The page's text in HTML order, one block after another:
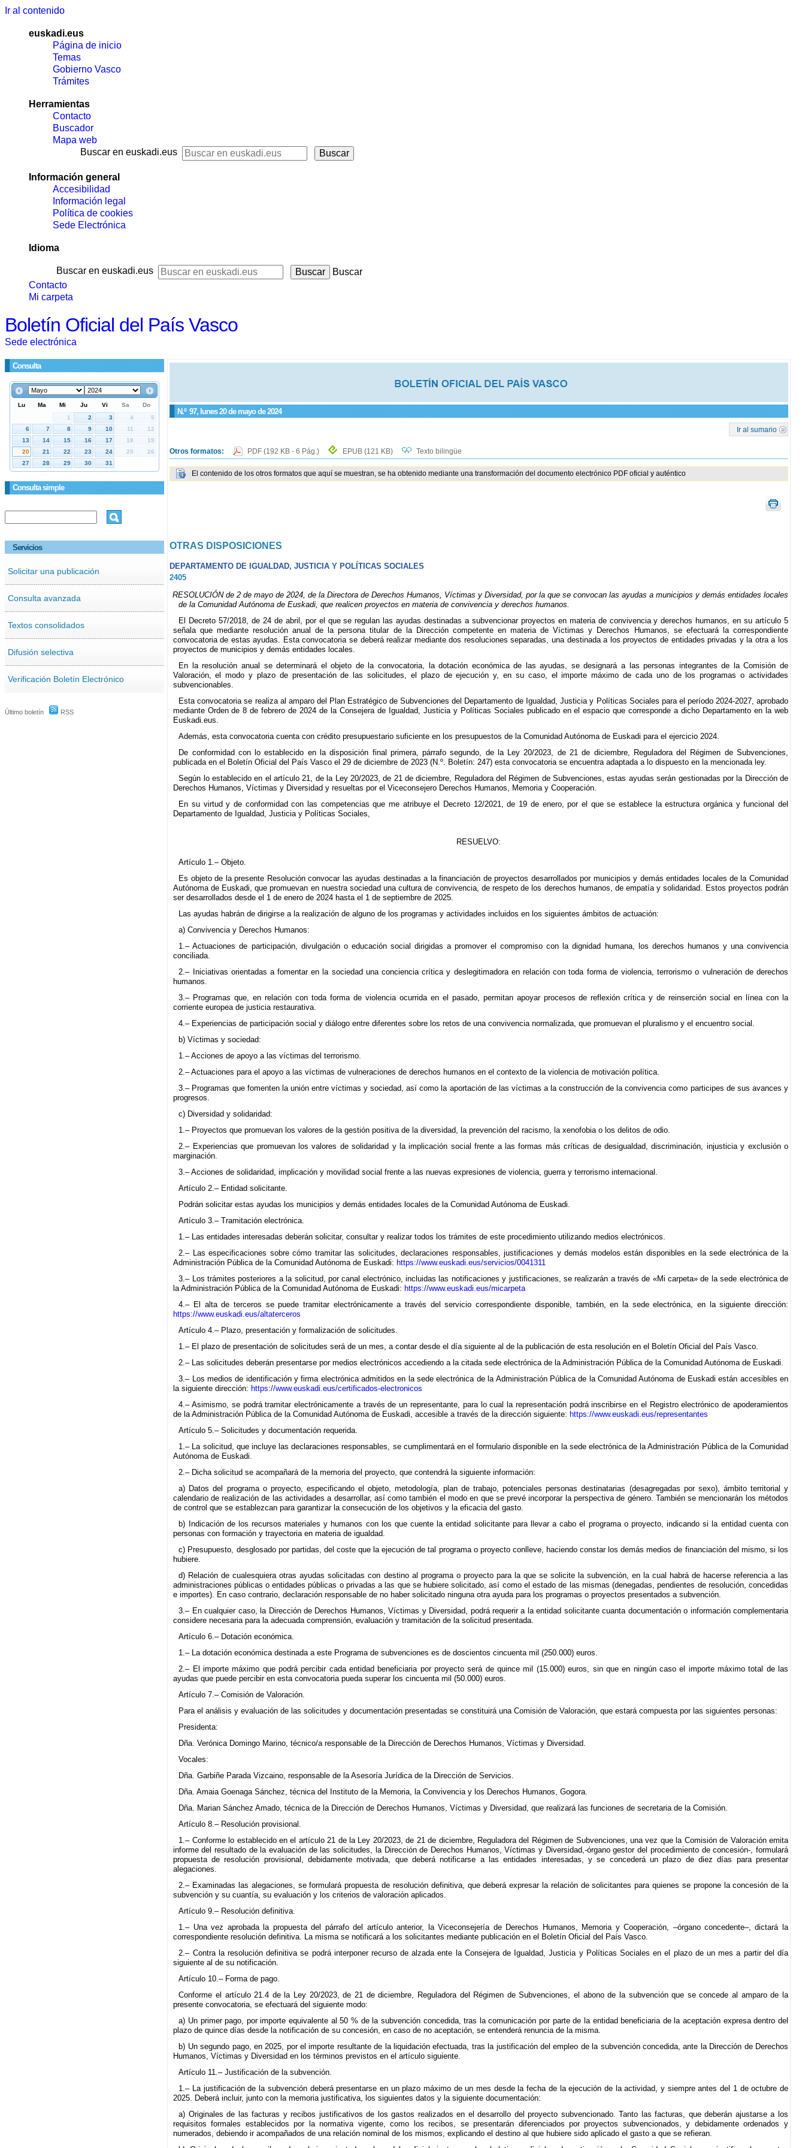
Ir al contenido
euskadi.eus
Página de inicio
Temas
Gobierno Vasco
Trámites
Herramientas
Contacto
Buscador
Mapa web
Buscar en euskadi.eus
Información general
Accesibilidad
Información legal
Política de cookies
Sede Electrónica
Idioma
Buscar en euskadi.eus
Buscar
Contacto
Mi carpeta
Boletín Oficial del País Vasco
Sede electrónica
Consulta
Consulta simple
Servicios
Solicitar una publicación
Consulta avanzada
Textos consolidados
Difusión selectiva
Verificación Boletín Electrónico
Último boletín RSS
N.º 97, lunes 20 de mayo de 2024
Ir al sumario
Otros formatos: PDF (192 KB - 6 Pág.) EPUB (121 KB) Texto bilingüe
El contenido de los otros formatos que aquí se muestran, se ha obtenido mediante una transformación del documento electrónico PDF oficial y auténtico
OTRAS DISPOSICIONES
DEPARTAMENTO DE IGUALDAD, JUSTICIA Y POLÍTICAS SOCIALES
2405
RESOLUCIÓN de 2 de mayo de 2024, de la Directora de Derechos Humanos, Víctimas y Diversidad, por la que se convocan las ayudas a municipios y demás entidades locales
de la Comunidad Autónoma de Euskadi, que realicen proyectos en materia de convivencia y derechos humanos.
El Decreto 57/2018, de 24 de abril, por el que se regulan las ayudas destinadas a subvencionar proyectos en materia de convivencia y derechos humanos, en su artículo 5
señala que mediante resolución anual de la persona titular de la Dirección competente en materia de Víctimas y Derechos Humanos, se efectuará la correspondiente
convocatoria de estas ayudas. Esta convocatoria se deberá realizar mediante dos resoluciones separadas, una destinada a los proyectos de entidades privadas y la otra a los
proyectos de municipios y demás entidades locales.
En la resolución anual se determinará el objeto de la convocatoria, la dotación económica de las ayudas, se designará a las personas integrantes de la Comisión de
Valoración, el modo y plazo de presentación de las solicitudes, el plazo de ejecución y, en su caso, el importe máximo de cada uno de los programas o actividades
subvencionables.
Esta convocatoria se realiza al amparo del Plan Estratégico de Subvenciones del Departamento de Igualdad, Justicia y Políticas Sociales para el período 2024-2027, aprobado
mediante Orden de 8 de febrero de 2024 de la Consejera de Igualdad, Justicia y Políticas Sociales publicado en el espacio que corresponde a dicho Departamento en la web
Euskadi.eus.
Además, esta convocatoria cuenta con crédito presupuestario suficiente en los presupuestos de la Comunidad Autónoma de Euskadi para el ejercicio 2024.
De conformidad con lo establecido en la disposición final primera, párrafo segundo, de la Ley 20/2023, de 21 de diciembre, Reguladora del Régimen de Subvenciones,
publicada en el Boletín Oficial del País Vasco el 29 de diciembre de 2023 (N.º. Boletín: 247) esta convocatoria se encuentra adaptada a lo dispuesto en la mencionada ley.
Según lo establecido en el artículo 21, de la Ley 20/2023, de 21 de diciembre, Reguladora del Régimen de Subvenciones, estas ayudas serán gestionadas por la Dirección de
Derechos Humanos, Víctimas y Diversidad y resueltas por el Viceconsejero Derechos Humanos, Memoria y Cooperación.
En su virtud y de conformidad con las competencias que me atribuye el Decreto 12/2021, de 19 de enero, por el que se establece la estructura orgánica y funcional del
Departamento de Igualdad, Justicia y Políticas Sociales,
RESUELVO:
Artículo 1.– Objeto.
Es objeto de la presente Resolución convocar las ayudas destinadas a la financiación de proyectos desarrollados por municipios y demás entidades locales de la Comunidad
Autónoma de Euskadi, que promuevan en nuestra sociedad una cultura de convivencia, de respeto de los derechos humanos, de empatía y solidaridad. Estos proyectos podrán
ser desarrollados desde el 1 de enero de 2024 hasta el 1 de septiembre de 2025.
Las ayudas habrán de dirigirse a la realización de alguno de los programas y actividades incluidos en los siguientes ámbitos de actuación:
a) Convivencia y Derechos Humanos:
1.– Actuaciones de participación, divulgación o educación social dirigidas a promover el compromiso con la dignidad humana, los derechos humanos y una convivencia
conciliada.
2.– Iniciativas orientadas a fomentar en la sociedad una conciencia crítica y deslegitimadora en relación con toda forma de violencia, terrorismo o vulneración de derechos
humanos.
3.– Programas que, en relación con toda forma de violencia ocurrida en el pasado, permitan apoyar procesos de reflexión crítica y de reinserción social en línea con la
corriente europea de justicia restaurativa.
4.– Experiencias de participación social y diálogo entre diferentes sobre los retos de una convivencia normalizada, que promuevan el pluralismo y el encuentro social.
b) Víctimas y sociedad:
1.– Acciones de apoyo a las víctimas del terrorismo.
2.– Actuaciones para el apoyo a las víctimas de vulneraciones de derechos humanos en el contexto de la violencia de motivación política.
3.– Programas que fomenten la unión entre víctimas y sociedad, así como la aportación de las víctimas a la construcción de la convivencia como participes de sus avances y
progresos.
c) Diversidad y solidaridad:
1.– Proyectos que promuevan los valores de la gestión positiva de la diversidad, la prevención del racismo, la xenofobia o los delitos de odio.
2.– Experiencias que promuevan los valores de solidaridad y la implicación social frente a las formas más críticas de desigualdad, discriminación, injusticia y exclusión o
marginación.
3.– Acciones de solidaridad, implicación y movilidad social frente a las nuevas expresiones de violencia, guerra y terrorismo internacional.
Artículo 2.– Entidad solicitante.
Podrán solicitar estas ayudas los municipios y demás entidades locales de la Comunidad Autónoma de Euskadi.
Artículo 3.– Tramitación electrónica.
1.– Las entidades interesadas deberán solicitar, consultar y realizar todos los trámites de este procedimiento utilizando medios electrónicos.
2.– Las especificaciones sobre cómo tramitar las solicitudes, declaraciones responsables, justificaciones y demás modelos están disponibles en la sede electrónica de la
Administración Pública de la Comunidad Autónoma de Euskadi: https://www.euskadi.eus/servicios/0041311
3.– Los trámites posteriores a la solicitud, por canal electrónico, incluidas las notificaciones y justificaciones, se realizarán a través de «Mi carpeta» de la sede electrónica de
la Administración Pública de la Comunidad Autónoma de Euskadi: https://www.euskadi.eus/micarpeta
4.– El alta de terceros se puede tramitar electrónicamente a través del servicio correspondiente disponible, también, en la sede electrónica, en la siguiente dirección:
https://www.euskadi.eus/altaterceros
Artículo 4.– Plazo, presentación y formalización de solicitudes.
1.– El plazo de presentación de solicitudes será de un mes, a contar desde el día siguiente al de la publicación de esta resolución en el Boletín Oficial del País Vasco.
2.– Las solicitudes deberán presentarse por medios electrónicos accediendo a la citada sede electrónica de la Administración Pública de la Comunidad Autónoma de Euskadi.
3.– Los medios de identificación y firma electrónica admitidos en la sede electrónica de la Administración Pública de la Comunidad Autónoma de Euskadi están accesibles en
la siguiente dirección: https://www.euskadi.eus/certificados-electronicos
4.– Asimismo, se podrá tramitar electrónicamente a través de un representante, para lo cual la representación podrá inscribirse en el Registro electrónico de apoderamientos
de la Administración Pública de la Comunidad Autónoma de Euskadi, accesible a través de la dirección siguiente: https://www.euskadi.eus/representantes
Artículo 5.– Solicitudes y documentación requerida.
1.– La solicitud, que incluye las declaraciones responsables, se cumplimentará en el formulario disponible en la sede electrónica de la Administración Pública de la Comunidad
Autónoma de Euskadi.
2.– Dicha solicitud se acompañará de la memoria del proyecto, que contendrá la siguiente información:
a) Datos del programa o proyecto, especificando el objeto, metodología, plan de trabajo, potenciales personas destinatarias (desagregadas por sexo), ámbito territorial y
calendario de realización de las actividades a desarrollar, así como también el modo en que se prevé incorporar la perspectiva de género. También se mencionarán los métodos
de control que se establezcan para garantizar la consecución de los objetivos y la eficacia del gasto.
b) Indicación de los recursos materiales y humanos con los que cuente la entidad solicitante para llevar a cabo el programa o proyecto, indicando si la entidad cuenta con
personas con formación y trayectoria en materia de igualdad.
c) Presupuesto, desglosado por partidas, del coste que la ejecución de tal programa o proyecto conlleve, haciendo constar los demás medios de financiación del mismo, si los
hubiere.
d) Relación de cualesquiera otras ayudas solicitadas con destino al programa o proyecto para la que se solicite la subvención, en la cual habrá de hacerse referencia a las
administraciones públicas o entidades públicas o privadas a las que se hubiere solicitado, así como el estado de las mismas (denegadas, pendientes de resolución, concedidas
e importes). En caso contrario, declaración responsable de no haber solicitado ninguna otra ayuda para los programas o proyectos presentados a subvención.
3.– En cualquier caso, la Dirección de Derechos Humanos, Víctimas y Diversidad, podrá requerir a la entidad solicitante cuanta documentación o información complementaria
considere necesaria para la adecuada comprensión, evaluación y tramitación de la solicitud presentada.
Artículo 6.– Dotación económica.
1.– La dotación económica destinada a este Programa de subvenciones es de doscientos cincuenta mil (250.000) euros.
2.– El importe máximo que podrá percibir cada entidad beneficiaria por proyecto será de quince mil (15.000) euros, sin que en ningún caso el importe máximo total de las
ayudas que puede percibir en esta convocatoria pueda superar los cincuenta mil (50.000) euros.
Artículo 7.– Comisión de Valoración.
Para el análisis y evaluación de las solicitudes y documentación presentadas se constituirá una Comisión de Valoración, que estará compuesta por las siguientes personas:
Presidenta:
Dña. Verónica Domingo Marino, técnico/a responsable de la Dirección de Derechos Humanos, Víctimas y Diversidad.
Vocales:
Dña. Garbiñe Parada Vizcaino, responsable de la Asesoría Jurídica de la Dirección de Servicios.
Dña. Amaia Goenaga Sánchez, técnica del Instituto de la Memoria, la Convivencia y los Derechos Humanos, Gogora.
Dña. Marian Sánchez Amado, técnica de la Dirección de Derechos Humanos, Víctimas y Diversidad, que realizará las funciones de secretaria de la Comisión.
Artículo 8.– Resolución provisional.
1.– Conforme lo establecido en el artículo 21 de la Ley 20/2023, de 21 de diciembre, Reguladora del Régimen de Subvenciones, una vez que la Comisión de Valoración emita
informe del resultado de la evaluación de las solicitudes, la Dirección de Derechos Humanos, Víctimas y Diversidad,-órgano gestor del procedimiento de concesión-, formulará
propuesta de resolución provisional, debidamente motivada, que deberá notificarse a las entidades interesadas, y se concederá un plazo de diez días para presentar
alegaciones.
2.– Examinadas las alegaciones, se formulará propuesta de resolución definitiva, que deberá expresar la relación de solicitantes para quienes se propone la concesión de la
subvención y su cuantía, su evaluación y los criterios de valoración aplicados.
Artículo 9.– Resolución definitiva.
1.– Una vez aprobada la propuesta del párrafo del artículo anterior, la Viceconsejería de Derechos Humanos, Memoria y Cooperación, –órgano concedente–, dictará la
correspondiente resolución definitiva. La misma se notificará a los solicitantes mediante publicación en el Boletín Oficial del País Vasco.
2.– Contra la resolución definitiva se podrá interponer recurso de alzada ente la Consejera de Igualdad, Justicia y Políticas Sociales en el plazo de un mes a partir del día
siguiente al de su notificación.
Artículo 10.– Forma de pago.
Conforme el artículo 21.4 de la Ley 20/2023, de 21 de diciembre, Reguladora del Régimen de Subvenciones, el abono de la subvención que se concede al amparo de la
presente convocatoria, se efectuará del siguiente modo:
a) Un primer pago, por importe equivalente al 50 % de la subvención concedida, tras la comunicación por parte de la entidad beneficiaria de la aceptación expresa dentro del
plazo de quince días desde la notificación de su concesión, en caso de no aceptación, se entenderá renuncia de la misma.
b) Un segundo pago, en 2025, por el importe resultante de la liquidación efectuada, tras la justificación del empleo de la subvención concedida, ante la Dirección de Derechos
Humanos, Víctimas y Diversidad en los términos previstos en el artículo siguiente.
Artículo 11.– Justificación de la subvención.
1.– La justificación de la subvención deberá presentarse en un plazo máximo de un mes desde la fecha de la ejecución de la actividad, y siempre antes del 1 de octubre de
2025. Deberá incluir, junto con la memoria justificativa, los siguientes datos y la siguiente documentación:
a) Originales de las facturas y recibos justificativos de los gastos realizados en el desarrollo del proyecto subvencionado. Tanto las facturas, que deberán ajustarse a los
requisitos formales establecidos por la normativa vigente, como los recibos, se presentarán diferenciados por proyectos subvencionados, y debidamente ordenados y
numerados, debiendo ir acompañados de una relación nominal de los mismos, explicando el destino al que hubiere sido aplicado el gasto a que se refieran.